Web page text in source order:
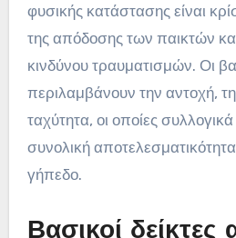
φυσικής κατάστασης είναι
της απόδοσης των παικτών
κινδύνου τραυματισμών. Οι
περιλαμβάνουν την αντοχή,
ταχύτητα, οι οποίες
συνολική
γήπεδο.
Βασικοί δείκτες